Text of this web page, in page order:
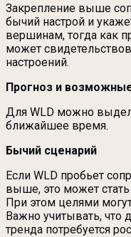
Закрепление выше
бычий настрой и
вершинам, тогда как
может
настроений.
Прогноз и
Для WLD можно
ближайшее время.
Бычий сценарий
Если WLD пробьет
выше, это может
При этом целями
Важно учитывать, что
тренда потребуется